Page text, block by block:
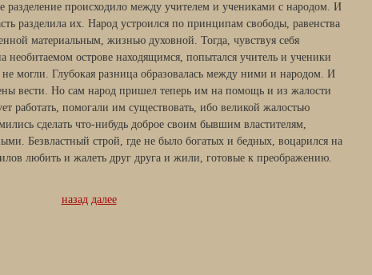
разделение происходило между учителем и учениками с народом. И
разделила их. Народ устроился по принципам свободы, равенства
материальным, жизнью духовной. Тогда, чувствуя себя
острове находящимся, попытался учитель и ученики
могли. Глубокая разница образовалась между ними и народом. И
вести. Но сам народ пришел теперь им на помощь и из жалости
работать, помогали им существовать, ибо великой жалостью
сделать что-нибудь доброе своим бывшим властителям,
Безвластный строй, где не было богатых и бедных, воцарился на
любить и жалеть друг друга и жили, готовые к преображению.
назад далее